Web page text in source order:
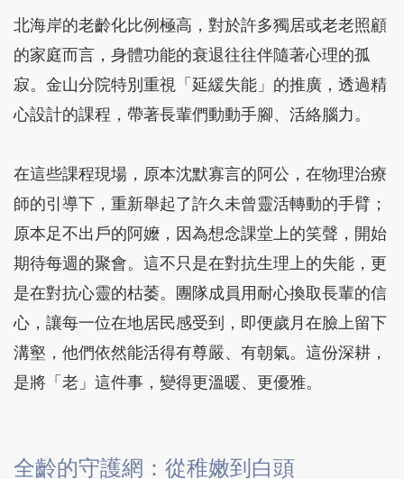
北海岸的老齡化比例極高，對於許多獨居或老老照顧
的家庭而言，身體功能的衰退往往伴隨著心理的孤
寂。金山分院特別重視「延緩失能」的推廣，透過精
心設計的課程，帶著長輩們動動手腳、活絡腦力。
在這些課程現場，原本沈默寡言的阿公，在物理治療
師的引導下，重新舉起了許久未曾靈活轉動的手臂；
原本足不出戶的阿嬤，因為想念課堂上的笑聲，開始
期待每週的聚會。這不只是在對抗生理上的失能，更
是在對抗心靈的枯萎。團隊成員用耐心換取長輩的信
心，讓每一位在地居民感受到，即便歲月在臉上留下
溝壑，他們依然能活得有尊嚴、有朝氣。這份深耕，
是將「老」這件事，變得更溫暖、更優雅。
全齡的守護網：從稚嫩到白頭